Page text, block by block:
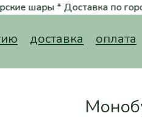
по городу в подарок
оплата